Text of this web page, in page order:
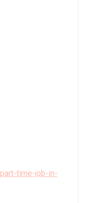
time-job-in-